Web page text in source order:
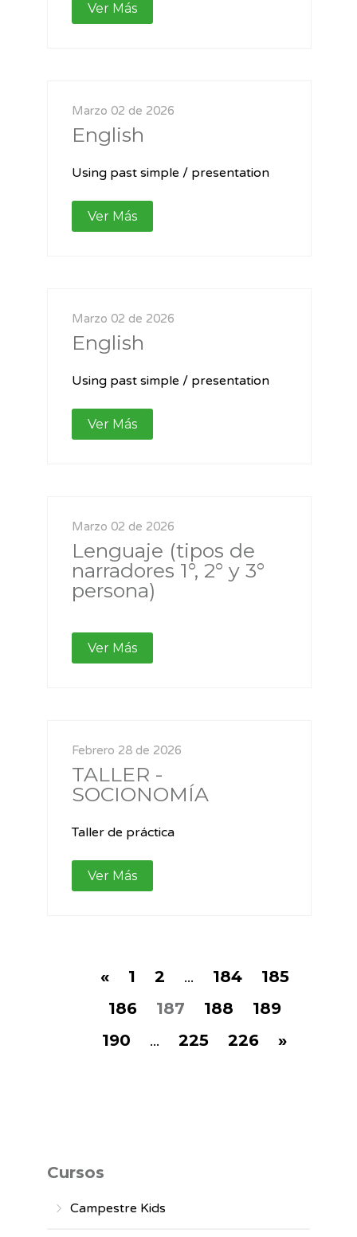
Ver Más
Marzo 02 de 2026
English
Using past simple / presentation
Ver Más
Marzo 02 de 2026
English
Using past simple / presentation
Ver Más
Marzo 02 de 2026
Lenguaje (tipos de
narradores 1°, 2° y 3°
persona)
Ver Más
Febrero 28 de 2026
TALLER -
SOCIONOMÍA
Taller de práctica
Ver Más
« 1 2 ... 184
185
186
187 188
189
190
... 225 226 »
Cursos
Campestre Kids